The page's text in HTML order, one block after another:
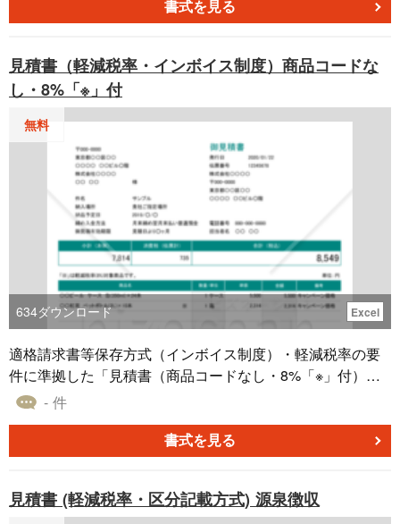
書式を見る
見積書（軽減税率・インボイス制度）商品コードな
し・8%「※」付
無料
634ダウンロード Excel
適格請求書等保存方式（インボイス制度）・軽減税率の要
件に準拠した「見積書（商品コードなし・8%「※」付）フ
ォーマットです。軽減税率8%と新税率10％それぞれの合計
「※」を選択すると軽減税率8%として消費税額の計算を行
います。
- 件
書式を見る
見積書 (軽減税率・区分記載方式) 源泉徴収